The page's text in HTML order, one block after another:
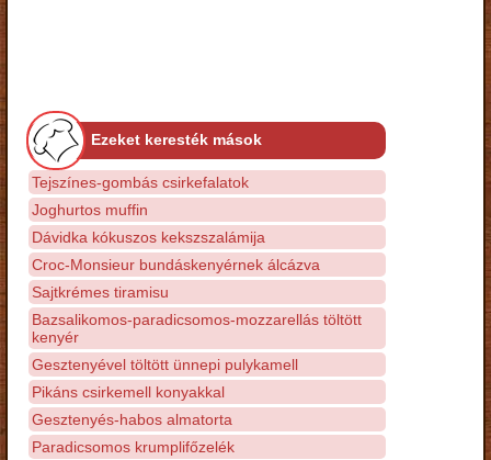
Ezeket keresték mások
Tejszínes-gombás csirkefalatok
Joghurtos muffin
Dávidka kókuszos kekszszalámija
Croc-Monsieur bundáskenyérnek álcázva
Sajtkrémes tiramisu
Bazsalikomos-paradicsomos-mozzarellás töltött
kenyér
Gesztenyével töltött ünnepi pulykamell
Pikáns csirkemell konyakkal
Gesztenyés-habos almatorta
Paradicsomos krumplifőzelék